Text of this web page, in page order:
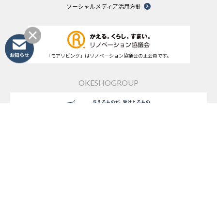
ソーシャルメディア活用方針
「モアリビング」はリノベーション協議会の正会員です。
OKESHOGROUP
お知らせ